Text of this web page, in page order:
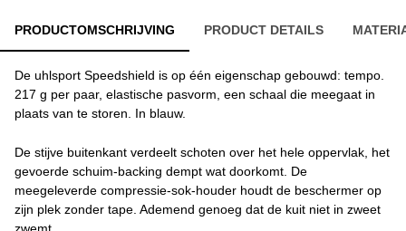
PRODUCTOMSCHRIJVING PRODUCT DETAILS
De uhlsport Speedshield is op één eigenschap gebouwd: tempo.
217 g per paar, elastische pasvorm, een schaal die meegaat in
plaats van te storen. In blauw.
De stijve buitenkant verdeelt schoten over het hele oppervlak, het
gevoerde schuim-backing dempt wat doorkomt. De
meegeleverde compressie-sok-houder houdt de beschermer op
zijn plek zonder tape. Ademend genoeg dat de kuit niet in zweet